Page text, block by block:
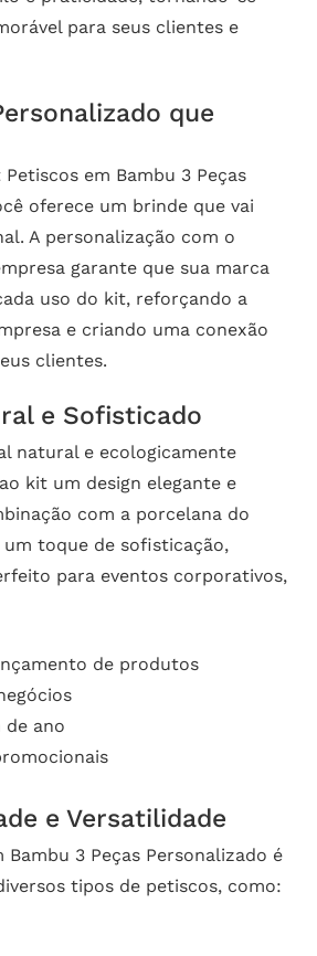
para seus clientes e
que
em Bambu 3 Peças
oferece um brinde que vai
A personalização com o
garante que sua marca
uso do kit, reforçando a
e criando uma conexão
clientes.
e Sofisticado
natural e ecologicamente
kit um design elegante e
com a porcelana do
toque de sofisticação,
para eventos corporativos,
de produtos
de ano
e Versatilidade
Bambu 3 Peças Personalizado é
tipos de petiscos, como: